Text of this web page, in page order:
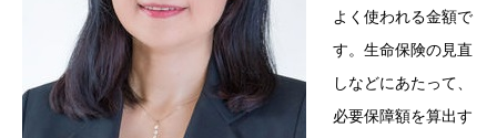
よく使われる金額で
す。生命保険の見直
しなどにあたって、
必要保障額を算出す